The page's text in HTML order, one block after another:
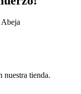
nuestra tienda.